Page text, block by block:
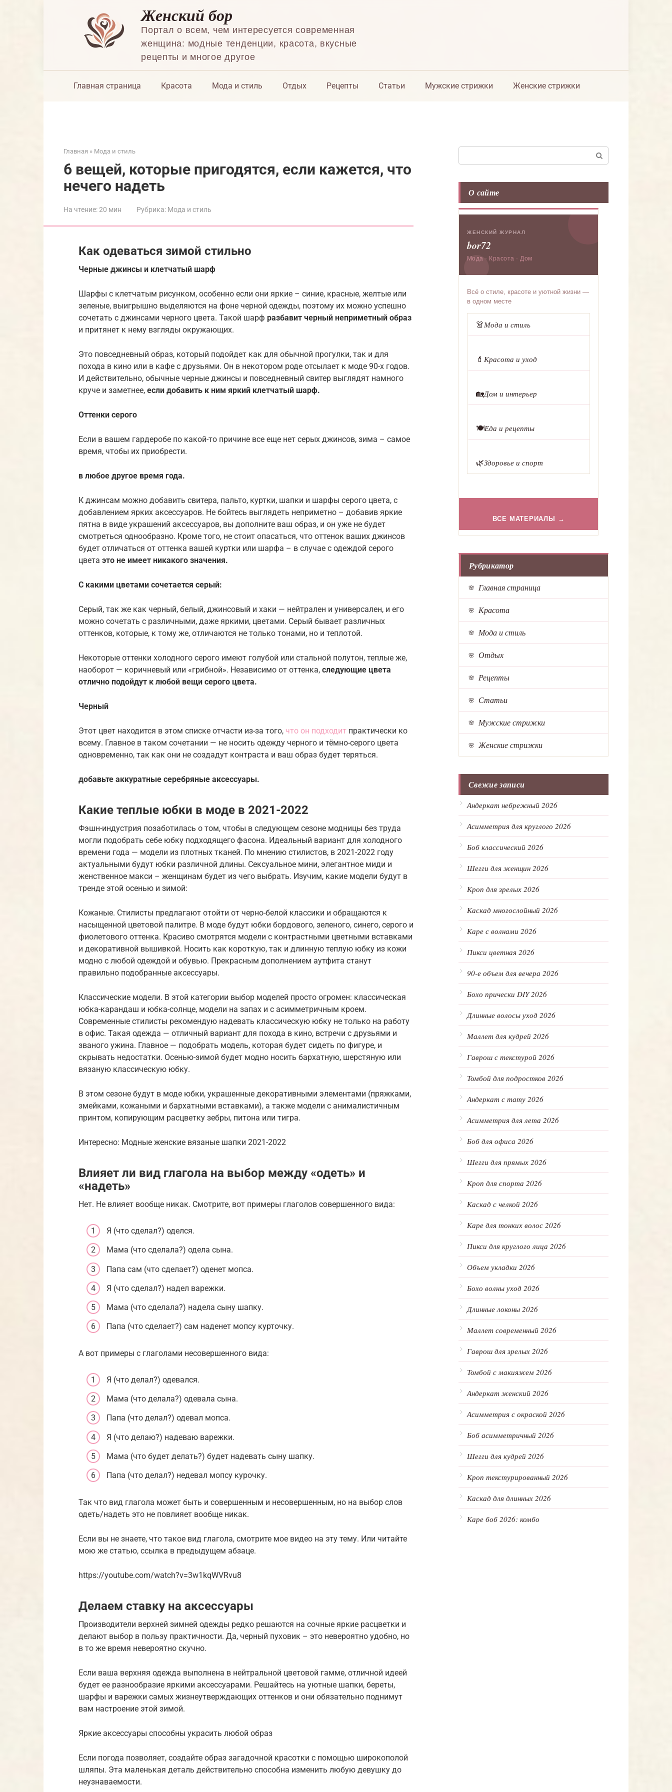
Женский бор
Портал о всем, чем интересуется современная
женщина: модные тенденции, красота, вкусные
рецепты и многое другое
Главная страница Красота Мода и стиль Отдых Рецепты Статьи Мужские стрижки Женские стрижки
Главная » Мода и стиль
6 вещей, которые пригодятся, если кажется, что
нечего надеть
На чтение:20 мин Рубрика: Мода и стиль
Как одеваться зимой стильно
Черные джинсы и клетчатый шарф
Шарфы с клетчатым рисунком, особенно если они яркие – синие, красные, желтые или
зеленые, выигрышно выделяются на фоне черной одежды, поэтому их можно успешно
сочетать с джинсами черного цвета. Такой шарф разбавит черный неприметный образ
и притянет к нему взгляды окружающих.
Это повседневный образ, который подойдет как для обычной прогулки, так и для
похода в кино или в кафе с друзьями. Он в некотором роде отсылает к моде 90-х годов.
И действительно, обычные черные джинсы и повседневный свитер выглядят намного
круче и заметнее, если добавить к ним яркий клетчатый шарф.
Оттенки серого
Если в вашем гардеробе по какой-то причине все еще нет серых джинсов, зима – самое
время, чтобы их приобрести.
в любое другое время года.
К джинсам можно добавить свитера, пальто, куртки, шапки и шарфы серого цвета, с
добавлением ярких аксессуаров. Не бойтесь выглядеть неприметно – добавив яркие
пятна в виде украшений аксессуаров, вы дополните ваш образ, и он уже не будет
смотреться однообразно. Кроме того, не стоит опасаться, что оттенок ваших джинсов
будет отличаться от оттенка вашей куртки или шарфа – в случае с одеждой серого
цвета это не имеет никакого значения.
С какими цветами сочетается серый:
Серый, так же как черный, белый, джинсовый и хаки — нейтрален и универсален, и его
можно сочетать с различными, даже яркими, цветами. Серый бывает различных
оттенков, которые, к тому же, отличаются не только тонами, но и теплотой.
Некоторые оттенки холодного серого имеют голубой или стальной полутон, теплые же,
наоборот — коричневый или «грибной». Независимо от оттенка, следующие цвета
отлично подойдут к любой вещи серого цвета.
Черный
Этот цвет находится в этом списке отчасти из-за того, что он подходит практически ко
всему. Главное в таком сочетании — не носить одежду черного и тёмно-серого цвета
одновременно, так как они не создадут контраста и ваш образ будет теряться.
добавьте аккуратные серебряные аксессуары.
Какие теплые юбки в моде в 2021-2022
Фэшн-индустрия позаботилась о том, чтобы в следующем сезоне модницы без труда
могли подобрать себе юбку подходящего фасона. Идеальный вариант для холодного
времени года — модели из плотных тканей. По мнению стилистов, в 2021-2022 году
актуальными будут юбки различной длины. Сексуальное мини, элегантное миди и
женственное макси – женщинам будет из чего выбрать. Изучим, какие модели будут в
тренде этой осенью и зимой:
Кожаные. Стилисты предлагают отойти от черно-белой классики и обращаются к
насыщенной цветовой палитре. В моде будут юбки бордового, зеленого, синего, серого и
фиолетового оттенка. Красиво смотрятся модели с контрастными цветными вставками
и декоративной вышивкой. Носить как короткую, так и длинную теплую юбку из кожи
модно с любой одеждой и обувью. Прекрасным дополнением аутфита станут
правильно подобранные аксессуары.
Классические модели. В этой категории выбор моделей просто огромен: классическая
юбка-карандаш и юбка-солнце, модели на запах и с асимметричным кроем.
Современные стилисты рекомендую надевать классическую юбку не только на работу
в офис. Такая одежда — отличный вариант для похода в кино, встречи с друзьями и
званого ужина. Главное — подобрать модель, которая будет сидеть по фигуре, и
скрывать недостатки. Осенью-зимой будет модно носить бархатную, шерстяную или
вязаную классическую юбку.
В этом сезоне будут в моде юбки, украшенные декоративными элементами (пряжками,
змейками, кожаными и бархатными вставками), а также модели с анималистичным
принтом, копирующим расцветку зебры, питона или тигра.
Интересно: Модные женские вязаные шапки 2021-2022
Влияет ли вид глагола на выбор между «одеть» и
«надеть»
Нет. Не влияет вообще никак. Смотрите, вот примеры глаголов совершенного вида:
Я (что сделал?) оделся.
Мама (что сделала?) одела сына.
Папа сам (что сделает?) оденет мопса.
Я (что сделал?) надел варежки.
Мама (что сделала?) надела сыну шапку.
Папа (что сделает?) сам наденет мопсу курточку.
А вот примеры с глаголами несовершенного вида:
Я (что делал?) одевался.
Мама (что делала?) одевала сына.
Папа (что делал?) одевал мопса.
Я (что делаю?) надеваю варежки.
Мама (что будет делать?) будет надевать сыну шапку.
Папа (что делал?) недевал мопсу курочку.
Так что вид глагола может быть и совершенным и несовершенным, но на выбор слов
одеть/надеть это не повлияет вообще никак.
Если вы не знаете, что такое вид глагола, смотрите мое видео на эту тему. Или читайте
мою же статью, ссылка в предыдущем абзаце.
https://youtube.com/watch?v=3w1kqWVRvu8
Делаем ставку на аксессуары
Производители верхней зимней одежды редко решаются на сочные яркие расцветки и
делают выбор в пользу практичности. Да, черный пуховик – это невероятно удобно, но
в то же время невероятно скучно.
Если ваша верхняя одежда выполнена в нейтральной цветовой гамме, отличной идеей
будет ее разнообразие яркими аксессуарами. Решайтесь на уютные шапки, береты,
шарфы и варежки самых жизнеутверждающих оттенков и они обязательно поднимут
вам настроение этой зимой.
Яркие аксессуары способны украсить любой образ
Если погода позволяет, создайте образ загадочной красотки с помощью широкополой
шляпы. Эта маленькая деталь действительно способна изменить любую девушку до
неузнаваемости.
О сайте
ЖЕНСКИЙ ЖУРНАЛ
bor72
Мода · Красота · Дом
Всё о стиле, красоте и уютной жизни —
в одном месте
👗Мода и стиль
💄 Красота и уход
🏡Дом и интерьер
🍽️Еда и рецепты
🌿Здоровье и спорт
ВСЕ МАТЕРИАЛЫ →
Рубрикатор
Главная страница
Красота
Мода и стиль
Отдых
Рецепты
Статьи
Мужские стрижки
Женские стрижки
Свежие записи
Андеркат небрежный 2026
Асимметрия для круглого 2026
Боб классический 2026
Шегги для женщин 2026
Кроп для зрелых 2026
Каскад многослойный 2026
Каре с волнами 2026
Пикси цветная 2026
90-е объем для вечера 2026
Бохо прически DIY 2026
Длинные волосы уход 2026
Маллет для кудрей 2026
Гаврош с текстурой 2026
Томбой для подростков 2026
Андеркат с тату 2026
Асимметрия для лета 2026
Боб для офиса 2026
Шегги для прямых 2026
Кроп для спорта 2026
Каскад с челкой 2026
Каре для тонких волос 2026
Пикси для круглого лица 2026
Объем укладки 2026
Бохо волны уход 2026
Длинные локоны 2026
Маллет современный 2026
Гаврош для зрелых 2026
Томбой с макияжем 2026
Андеркат женский 2026
Асимметрия с окраской 2026
Боб асимметричный 2026
Шегги для кудрей 2026
Кроп текстурированный 2026
Каскад для длинных 2026
Каре боб 2026: комбо